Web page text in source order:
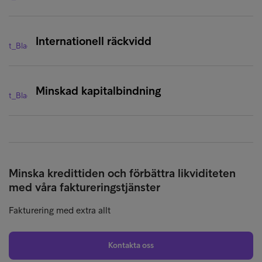
Internationell räckvidd
Minskad kapitalbindning
Minska kredittiden och förbättra likviditeten
med våra faktureringstjänster
Fakturering med extra allt
Kontakta oss